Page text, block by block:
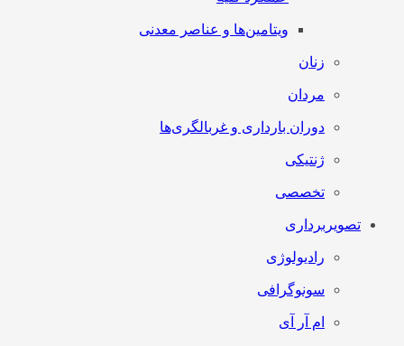
ویتامین‌ها و عناصر معدنی
زنان
مردان
دوران بارداری و غربالگری‌ها
ژنتیکی
تخصصی
تصویربرداری
رادیولوژی
سونوگرافی
ام آر آی